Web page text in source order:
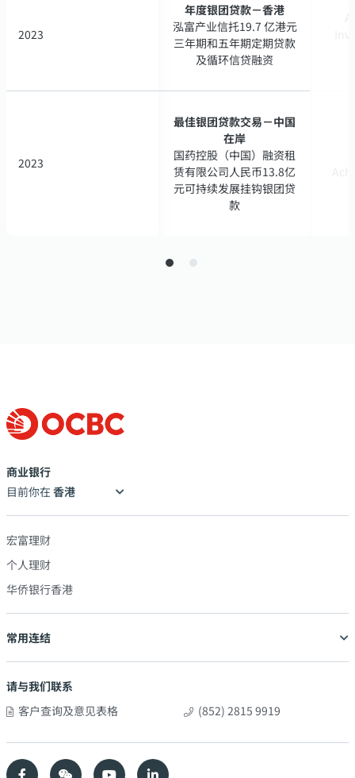
2023
2023
年度银团贷款－香港
泓富产业信托19.7 亿港元
三年期和五年期定期贷款
及循环信贷融资
最佳银团贷款交易－中国
在岸
国药控股（中国）融资租
赁有限公司人民币13.8亿
元可持续发展挂钩银团贷
款
2023
2023
年度银团贷款－香港
泓富产业信托19.7 亿港元
三年期和五年期定期贷款
及循环信贷融资
最佳银团贷款交易－中国
在岸
国药控股（中国）融资租
赁有限公司人民币13.8亿
元可持续发展挂钩银团贷
款
商业银行
目前你在
宏富理财
个人理财
华侨银行香港
常用连结
请与我们联系
客户查询及意见表格
(852) 2815 9919